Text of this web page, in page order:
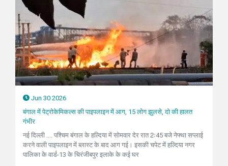
Jun 30 2026
बंगाल में पेट्रोकेमिकल्स की पाइपलाइन में आग, 15 लोग झुलसे, दो की हालत
गंभीर
नई दिल्ली .... पश्चिम बंगाल के हल्दिया में सोमवार देर रात 2ः45 बजे नेफ्था सप्लाई
करने वाली पाइपलाइन में ब्लास्ट के बाद आग गई। इसकी चपेट में हल्दिया नगर
पालिका के वार्ड-13 के चिरंजीबपुर इलाके के कई घर